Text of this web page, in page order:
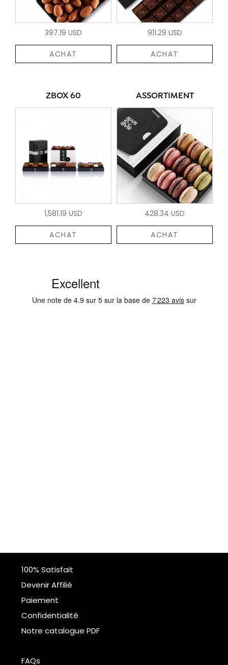
397.19 USD
ACHAT
911.29 USD
ACHAT
ZBOX 60
1,581.19 USD
ACHAT
ASSORTIMENT
428.34 USD
ACHAT
100% Satisfait
Devenir Affilié
Paiement
Confidentialité
Notre catalogue PDF
FAQs